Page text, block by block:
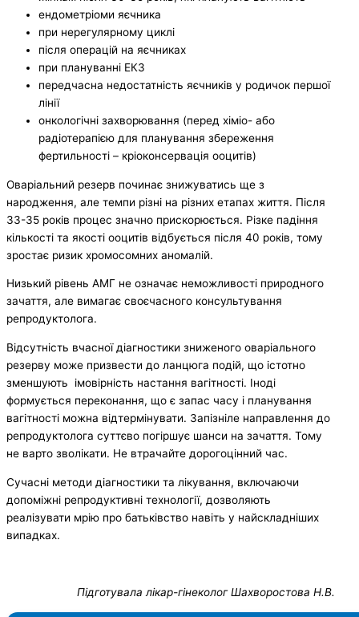
ендометріоми яєчника
при нерегулярному циклі
після операцій на яєчниках
при плануванні ЕКЗ
передчасна недостатність яєчників у родичок першої
лінії
онкологічні захворювання (перед хіміо- або
радіотерапією для планування збереження
фертильності – кріоконсервація ооцитів)
Оваріальний резерв починає знижуватись ще з
народження, але темпи різні на різних етапах життя. Після
33-35 років процес значно прискорюється. Різке падіння
кількості та якості ооцитів відбується після 40 років, тому
зростає ризик хромосомних аномалій.
Низький рівень АМГ не означає неможливості природного
зачаття, але вимагає своєчасного консультування
репродуктолога.
Відсутність вчасної діагностики зниженого оваріального
резерву може призвести до ланцюга подій, що істотно
зменшують імовірність настання вагітності. Іноді
формується переконання, що є запас часу і планування
вагітності можна відтермінувати. Запізніле направлення до
репродуктолога суттєво погіршує шанси на зачаття. Тому
не варто зволікати. Не втрачайте дорогоцінний час.
Сучасні методи діагностики та лікування, включаючи
допоміжні репродуктивні технології, дозволяють
реалізувати мрію про батьківство навіть у найскладніших
випадках.
Підготувала лікар-гінеколог Шахворостова Н.В.